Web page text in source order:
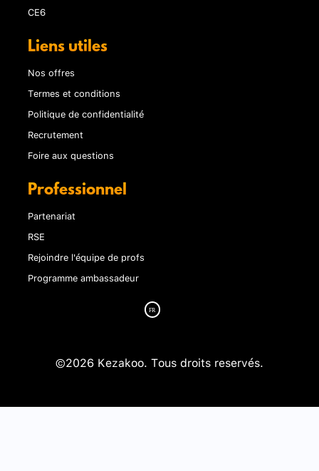
CE6
Liens utiles
Nos offres
Termes et conditions
Politique de confidentialité
Recrutement
Foire aux questions
Professionnel
Partenariat
RSE
Rejoindre l'équipe de profs
Programme ambassadeur
©2026 Kezakoo. Tous droits reservés.